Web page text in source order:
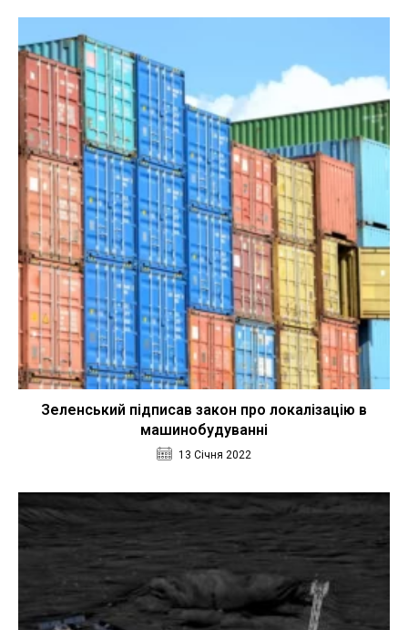
Зеленський підписав закон про локалізацію в
машинобудуванні
13 Січня 2022